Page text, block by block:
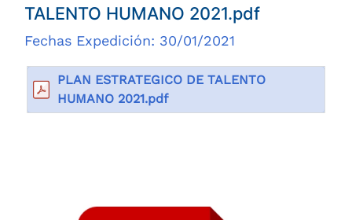
TALENTO HUMANO 2021.pdf
Fechas Expedición: 30/01/2021
PLAN ESTRATEGICO DE TALENTO
HUMANO 2021.pdf